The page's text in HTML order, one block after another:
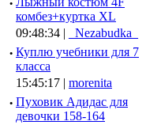
·
комбез+куртка XL
09:48:34 |
_Nezabudka_
· Куплю учебники для 7
класса
15:45:17 | morenita
· Пуховик Адидас для
девочки 158-164